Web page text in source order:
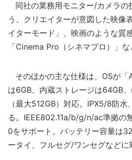
同社の業務用モニター/カメラの
う、クリエイターが意図した映像
イターモード」、映画のような質
「Cinema Pro（シネマプロ）」な
そのほかの主な仕様は、OSが
は6GB、内蔵ストレージは64GB
（最大512GB）対応。IPX5/8防水
る。IEEE802.11a/b/g/n/ac準拠の
0をサポート。バッテリー容量は
ータイ、フルセグ/ワンセグなどに